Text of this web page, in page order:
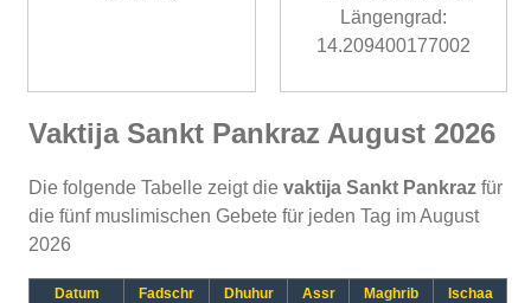
Längengrad:
14.209400177002
Vaktija Sankt Pankraz August 2026
Die folgende Tabelle zeigt die vaktija Sankt Pankraz für
die fünf muslimischen Gebete für jeden Tag im August
2026
Datum Fadschr Dhuhur Assr Maghrib
Ischaa